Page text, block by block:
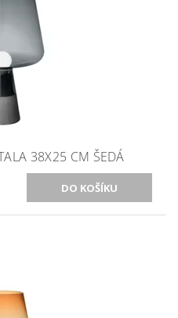
38X25 CM ŠEDÁ